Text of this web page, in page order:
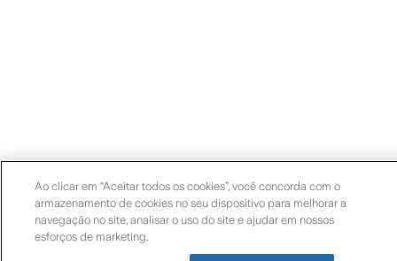
Ao clicar em “Aceitar todos os cookies”, você concorda com o
armazenamento de cookies no seu dispositivo para melhorar a
navegação no site, analisar o uso do site e ajudar em nossos
esforços de marketing.